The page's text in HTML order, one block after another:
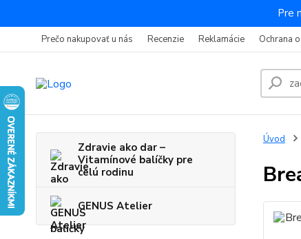
Pre
Prečo nakupovať u nás Recenzie Reklamácie Ochrana
Zdravie ako dar –
Vitamínové balíčky pre
celú rodinu
GENUS Atelier
Úvod